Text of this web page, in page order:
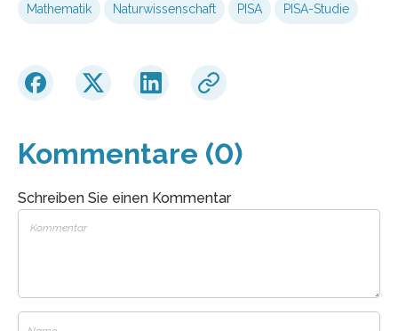
Mathematik Naturwissenschaft PISA PISA-Studie
Kommentare (0)
Schreiben Sie einen Kommentar